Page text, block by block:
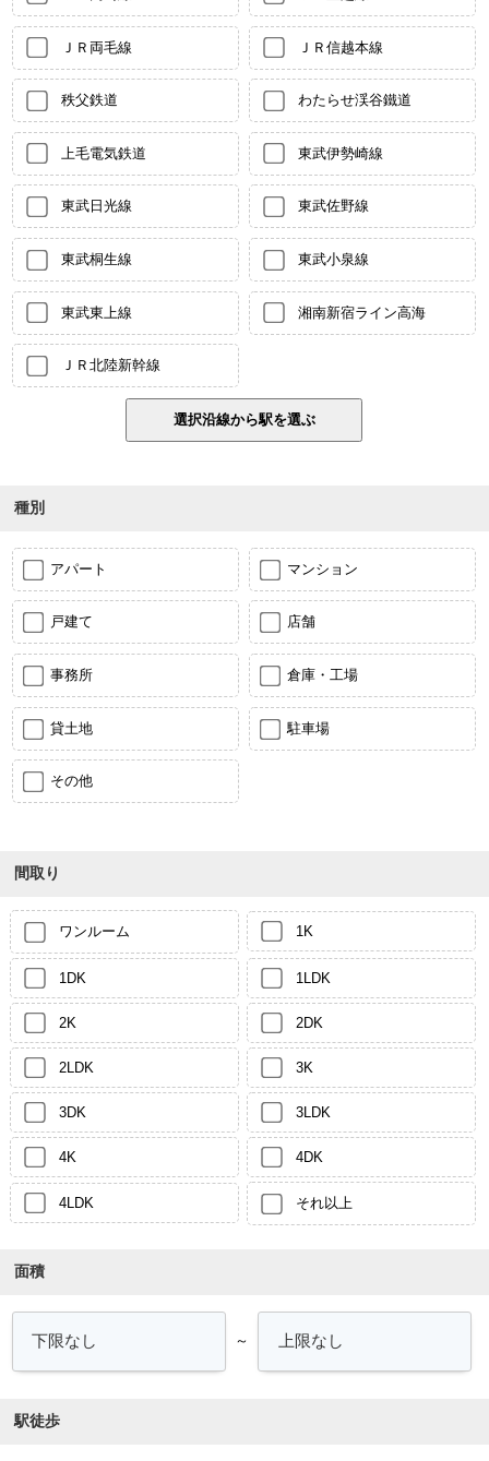
ＪＲ両毛線 ＪＲ信越本線
秩父鉄道 わたらせ渓谷鐵道
上毛電気鉄道 東武伊勢崎線
東武日光線 東武佐野線
東武桐生線 東武小泉線
東武東上線 湘南新宿ライン高海
ＪＲ北陸新幹線
種別
アパート マンション
戸建て 店舗
事務所 倉庫・工場
貸土地 駐車場
その他
間取り
ワンルーム 1K
1DK 1LDK
2K 2DK
2LDK 3K
3DK 3LDK
4K 4DK
4LDK それ以上
面積
～
駅徒歩